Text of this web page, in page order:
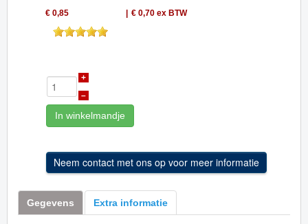
€ 0,85 € 0,70 ex BTW
+
–
In winkelmandje
Gegevens Extra informatie